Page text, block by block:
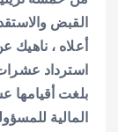
القبض
أعلاه ،
استرداد
بلغت أقيامها
المالية